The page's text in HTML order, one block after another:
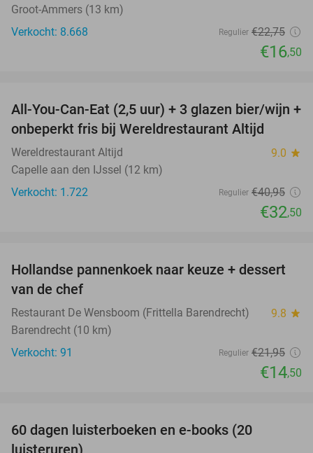
Groot-Ammers (13 km)
Verkocht: 8.668
Regulier €22,75
€16,50
21%
All-You-Can-Eat (2,5 uur) + 3 glazen bier/wijn +
onbeperkt fris bij Wereldrestaurant Altijd
Wereldrestaurant Altijd 9.0 star
Capelle aan den IJssel (12 km)
Verkocht: 1.722
Regulier €40,95
€32,50
34%
Hollandse pannenkoek naar keuze + dessert
van de chef
Restaurant De Wensboom (Frittella Barendrecht) 9.8 star
Barendrecht (10 km)
Verkocht: 91
Regulier €21,95
€14,50
60 dagen luisterboeken en e-books (20
luisteruren)